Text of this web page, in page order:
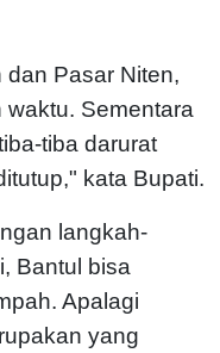
Pasar Niten,
Sementara
tiba darurat
kata Bupati.
langkah-
Bantul bisa
Apalagi
yang